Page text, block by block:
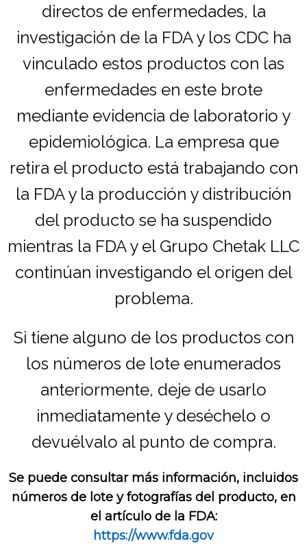
directos de enfermedades, la
investigación de la FDA y los CDC ha
vinculado estos productos con las
enfermedades en este brote
mediante evidencia de laboratorio y
epidemiológica. La empresa que
retira el producto está trabajando con
la FDA y la producción y distribución
del producto se ha suspendido
mientras la FDA y el Grupo Chetak LLC
continúan investigando el origen del
problema.
Si tiene alguno de los productos con
los números de lote enumerados
anteriormente, deje de usarlo
inmediatamente y deséchelo o
devuélvalo al punto de compra.
Se puede consultar más información, incluidos
números de lote y fotografías del producto, en
el artículo de la FDA:
https://www.fda.gov